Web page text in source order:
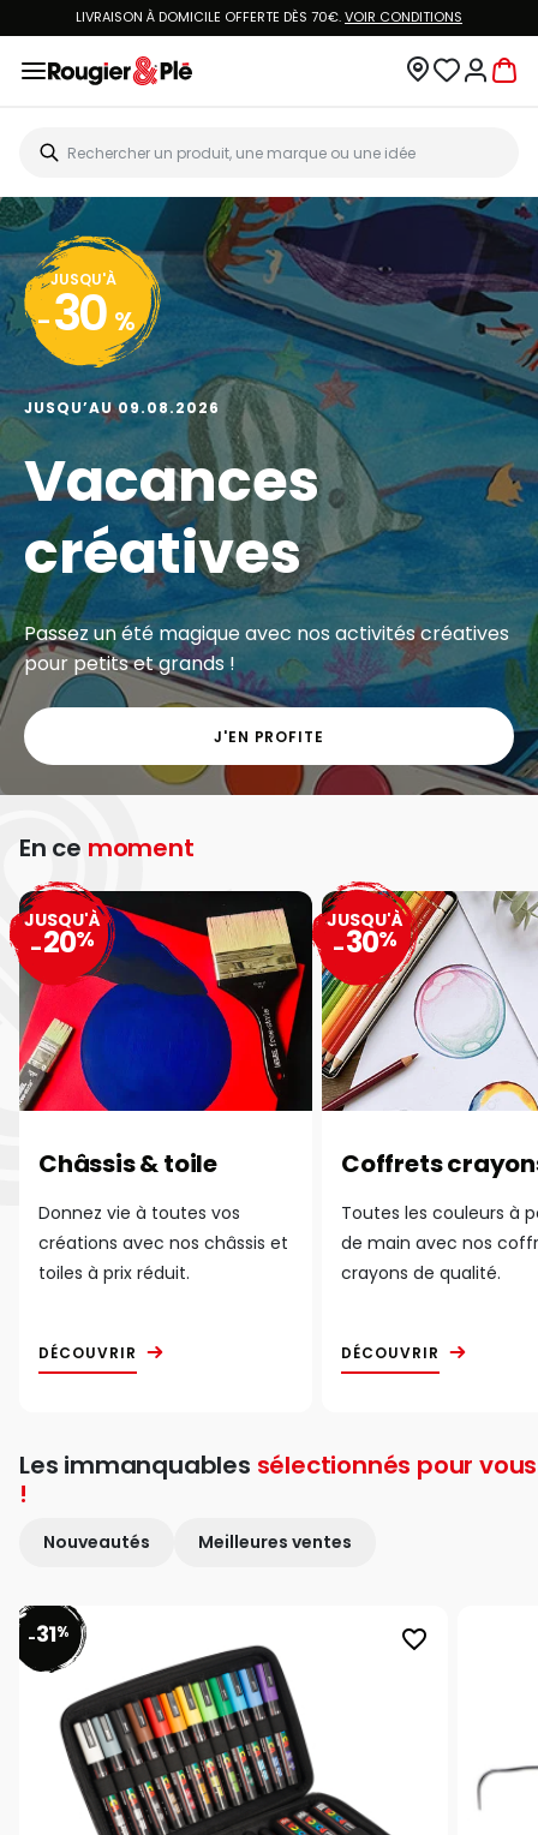
LIVRAISON À DOMICILE OFFERTE DÈS 70€.VOIR CONDITIONS
JUSQU'À
- 30 %
JUSQU’AU 09.08.2026
Vacances
créatives
Passez un été magique avec nos activités créatives
pour petits et grands !
J'EN PROFITE
En ce moment
Châssis & toile
Donnez vie à toutes vos
créations avec nos châssis et
toiles à prix réduit.
DÉCOUVRIR
JUSQU'À
-20%
Coffrets
Toutes les couleurs à
de main avec nos
crayons de qualité.
DÉCOUVRIR
JUSQU'À
-30%
Les immanquables sélectionnés pour vous
!
Nouveautés Meilleures ventes
favorite_border
-31%